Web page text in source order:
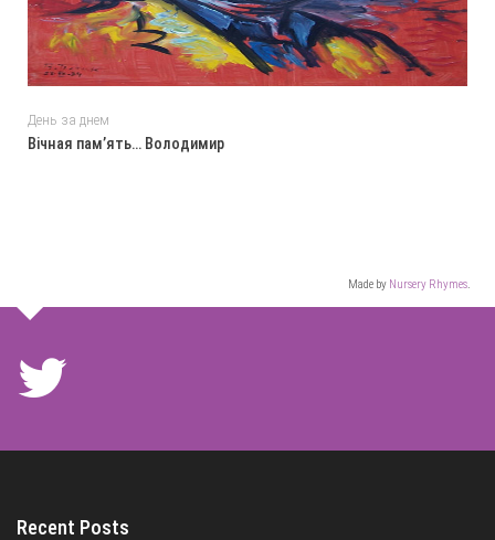
День за днем
Вічная пам’ять… Володимир
Made by Nursery Rhymes.
Recent Posts